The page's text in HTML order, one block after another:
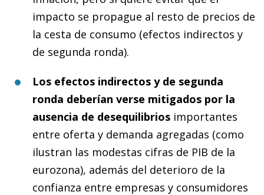
impacto se propague al resto de precios de
la cesta de consumo (efectos indirectos y
de segunda ronda).
Los efectos indirectos y de segunda
ronda deberían verse mitigados por la
ausencia de desequilibrios importantes
entre oferta y demanda agregadas (como
ilustran las modestas cifras de PIB de la
eurozona), además del deterioro de la
confianza entre empresas y consumidores